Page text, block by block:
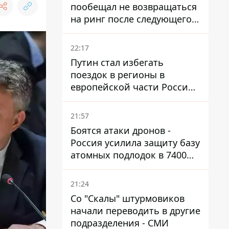
пообещал не возвращаться
на ринг после следующего
боя
22:17
Путин стал избегать
поездок в регионы в
европейской части России,
куда регулярно долетают
дроны
21:57
Боятся атаки дронов -
Россия усилила защиту базу
атомных подлодок в 7400
км от Украины
21:24
Со "Скалы" штурмовиков
начали переводить в другие
подразделения - СМИ